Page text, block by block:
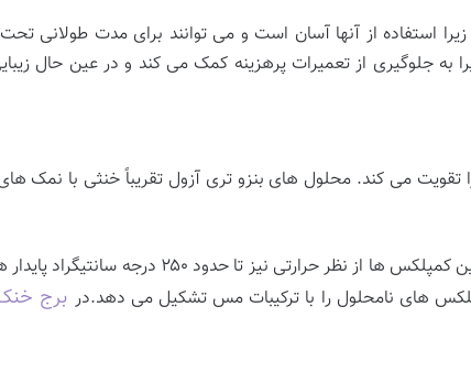
استفاده از آنها آسان است و می توانند برای مدت طولانی
به جلوگیری از تعمیرات پرهزینه کمک می کند و در عین حال
می کند. محلول های بنزو تری آزول تقریباً خنثی با نمک های
این کمپلکس ها تقریباً در آب و بسیاری از حلال های آلی غیرمحلول هستند. این
برج